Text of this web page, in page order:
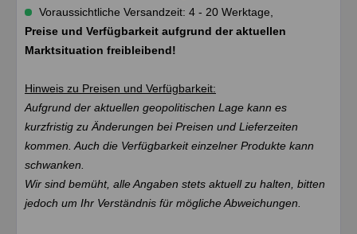
Voraussichtliche Versandzeit: 4 - 20 Werktage,
Preise und Verfügbarkeit aufgrund der aktuellen
Marktsituation freibleibend!
Hinweis zu Preisen und Verfügbarkeit:
Aufgrund der aktuellen geopolitischen Lage kann es
kurzfristig zu Änderungen bei Preisen und Lieferzeiten
kommen. Auch die Verfügbarkeit einzelner Produkte kann
schwanken.
Wir sind bemüht, alle Angaben stets aktuell zu halten, bitten
jedoch um Ihr Verständnis für mögliche Abweichungen.